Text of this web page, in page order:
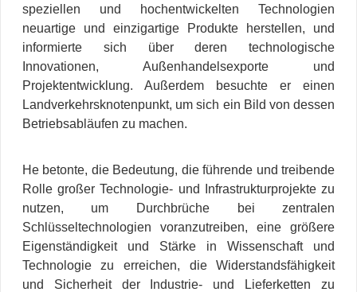
speziellen und hochentwickelten Technologien
neuartige und einzigartige Produkte herstellen, und
informierte sich über deren technologische
Innovationen, Außenhandelsexporte und
Projektentwicklung. Außerdem besuchte er einen
Landverkehrsknotenpunkt, um sich ein Bild von dessen
Betriebsabläufen zu machen.
He betonte, die Bedeutung, die führende und treibende
Rolle großer Technologie- und Infrastrukturprojekte zu
nutzen, um Durchbrüche bei zentralen
Schlüsseltechnologien voranzutreiben, eine größere
Eigenständigkeit und Stärke in Wissenschaft und
Technologie zu erreichen, die Widerstandsfähigkeit
und Sicherheit der Industrie- und Lieferketten zu